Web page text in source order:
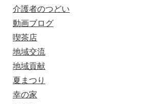
介護者のつどい
動画ブログ
喫茶店
地域交流
地域貢献
夏まつり
幸の家